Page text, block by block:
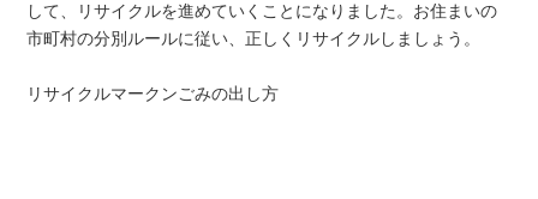
して、リサイクルを進めていくことになりました。お住まいの
市町村の分別ルールに従い、正しくリサイクルしましょう。
リサイクルマークンごみの出し方